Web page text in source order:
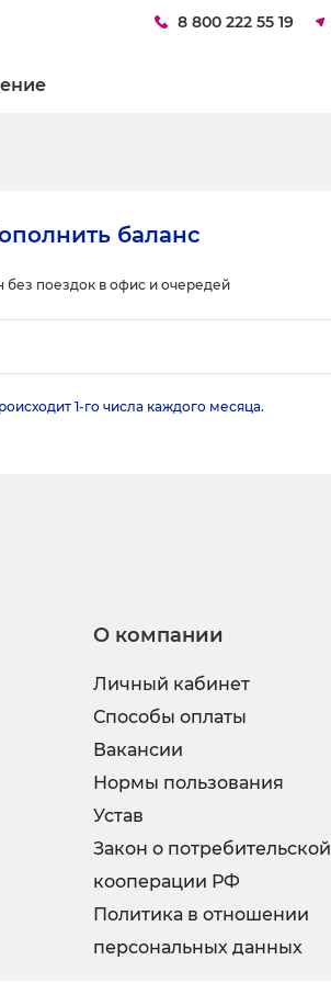
8 800 222 55 19
баланс
без поездок в офис и очередей
1-го числа каждого месяца.
О компании
Личный кабинет
Способы оплаты
Вакансии
Нормы пользования
Устав
Закон о потребительской
кооперации РФ
Политика в отношении
персональных данных